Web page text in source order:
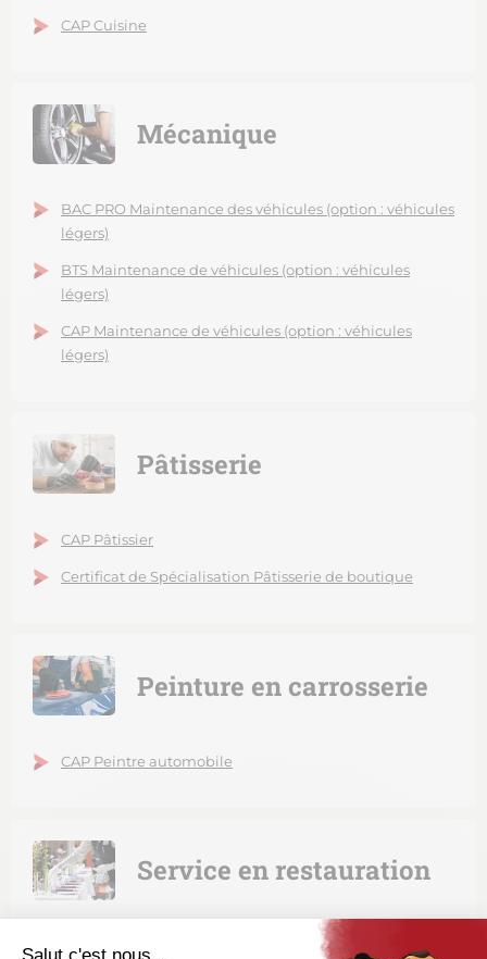
CAP Cuisine
Mécanique
BAC PRO Maintenance des véhicules (option : véhicules
légers)
BTS Maintenance de véhicules (option : véhicules
légers)
CAP Maintenance de véhicules (option : véhicules
légers)
Pâtisserie
CAP Pâtissier
Certificat de Spécialisation Pâtisserie de boutique
Peinture en carrosserie
CAP Peintre automobile
Service en restauration
CAP Commercialisation et services en hôtel-café-